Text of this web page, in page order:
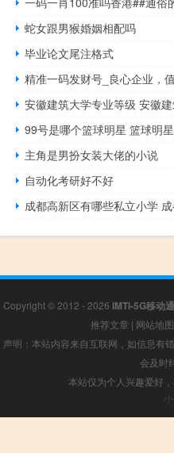
蛇女跟男猴婚姻相配吗
毕业论文尾注格式
精准一码发财号_良心企业，
安徽建筑大学专业等级 安徽
99号是哪个篮球明星 篮球明
主角是男扮女装大佬的小说
自动化考研好不好
成都高新区有哪些私立小学
Copyright © 2012 - 2026 IMTI-5G移动
推荐文章 | 网站地图
声明：本站内容来自互联网，如信息有
会及时
本站仅为个人兴趣爱好